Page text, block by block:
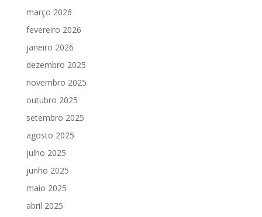
março 2026
fevereiro 2026
janeiro 2026
dezembro 2025
novembro 2025
outubro 2025
setembro 2025
agosto 2025
julho 2025
junho 2025
maio 2025
abril 2025